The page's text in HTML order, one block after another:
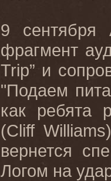
9 сентября
фрагмент
Trip” и
"Подаем
как ребята
(Cliff Williams
вернется
Логом на